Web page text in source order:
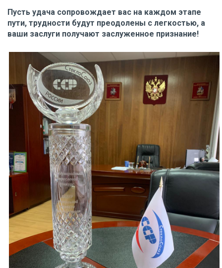
Пусть удача сопровождает вас на каждом этапе
пути, трудности будут преодолены с легкостью, а
ваши заслуги получают заслуженное признание!